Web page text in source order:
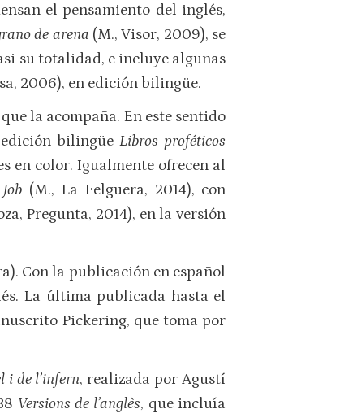
el pensamiento del inglés,
de arena (M., Visor, 2009), se
su totalidad, e incluye algunas
2006), en edición bilingüe.
la acompaña. En este sentido
bilingüe Libros proféticos
en color. Igualmente ofrecen al
(M., La Felguera, 2014), con
Pregunta, 2014), en la versión
Con la publicación en español
La última publicada hasta el
Pickering, que toma por
i de l’infern, realizada por Agustí
Versions de l’anglès, que incluía